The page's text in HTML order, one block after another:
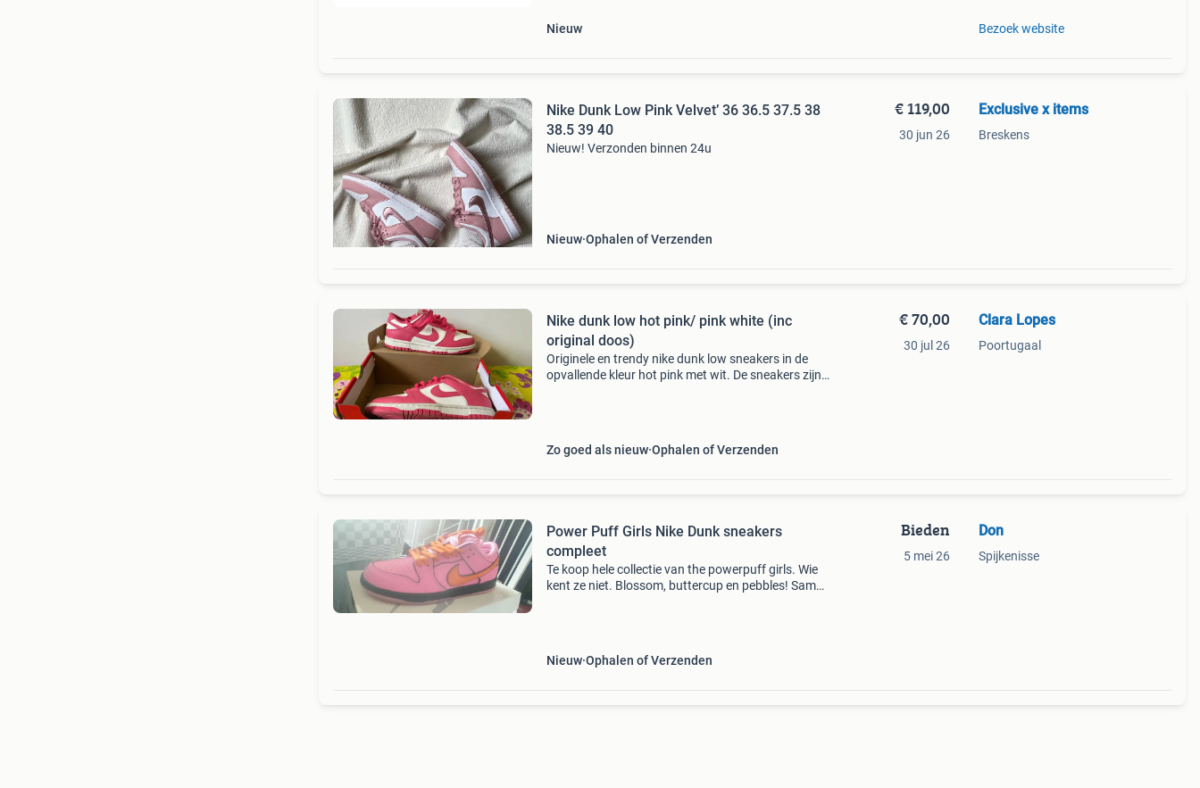
Nieuw Bezoek website
Nike Dunk Low Pink Velvet’ 36 36.5 37.5 38
38.5 39 40
Nieuw! Verzonden binnen 24u
Nieuw Ophalen of Verzenden
€ 119,00
30 jun 26
Exclusive x items
Breskens
Nike dunk low hot pink/ pink white (inc
original doos)
Originele en trendy nike dunk low sneakers in de
opvallende kleur hot pink met wit. De sneakers zijn
Zo goed als nieuw Ophalen of Verzenden
€ 70,00
30 jul 26
Clara Lopes
Poortugaal
Power Puff Girls Nike Dunk sneakers
compleet
Te koop hele collectie van the powerpuff girls. Wie
kent ze niet. Blossom, buttercup en pebbles! Samen
Nieuw Ophalen of Verzenden
Bieden
5 mei 26
Don
Spijkenisse